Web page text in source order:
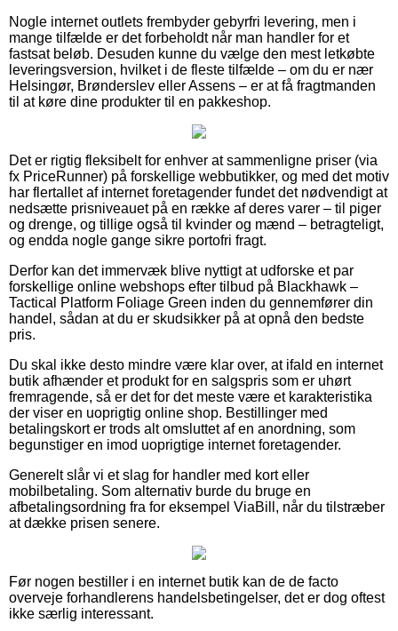
Nogle internet outlets frembyder gebyrfri levering, men i
mange tilfælde er det forbeholdt når man handler for et
fastsat beløb. Desuden kunne du vælge den mest letkøbte
leveringsversion, hvilket i de fleste tilfælde – om du er nær
Helsingør, Brønderslev eller Assens – er at få fragtmanden
til at køre dine produkter til en pakkeshop.
Det er rigtig fleksibelt for enhver at sammenligne priser (via
fx PriceRunner) på forskellige webbutikker, og med det motiv
har flertallet af internet foretagender fundet det nødvendigt at
nedsætte prisniveauet på en række af deres varer – til piger
og drenge, og tillige også til kvinder og mænd – betragteligt,
og endda nogle gange sikre portofri fragt.
Derfor kan det immervæk blive nyttigt at udforske et par
forskellige online webshops efter tilbud på Blackhawk –
Tactical Platform Foliage Green inden du gennemfører din
handel, sådan at du er skudsikker på at opnå den bedste
pris.
Du skal ikke desto mindre være klar over, at ifald en internet
butik afhænder et produkt for en salgspris som er uhørt
fremragende, så er det for det meste være et karakteristika
der viser en uoprigtig online shop. Bestillinger med
betalingskort er trods alt omsluttet af en anordning, som
begunstiger en imod uoprigtige internet foretagender.
Generelt slår vi et slag for handler med kort eller
mobilbetaling. Som alternativ burde du bruge en
afbetalingsordning fra for eksempel ViaBill, når du tilstræber
at dække prisen senere.
Før nogen bestiller i en internet butik kan de de facto
overveje forhandlerens handelsbetingelser, det er dog oftest
ikke særlig interessant.